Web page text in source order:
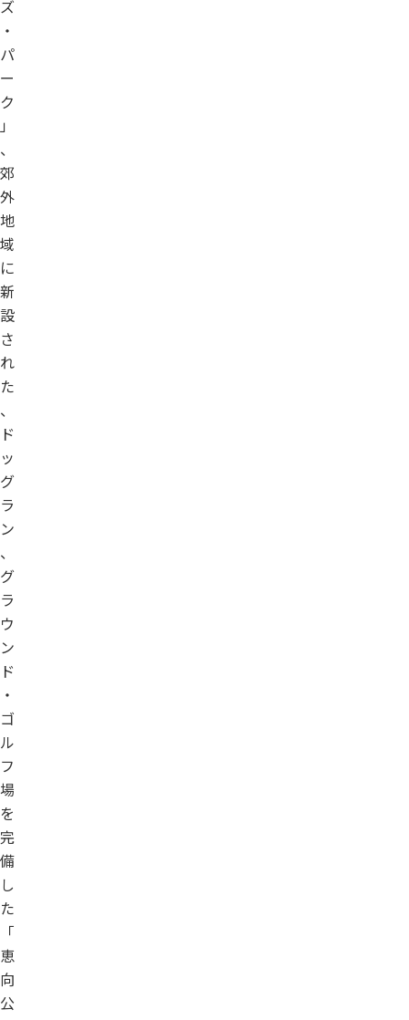
ズ
・
パ
ー
ク
」
、
郊
外
地
域
に
新
設
さ
れ
た
、
ド
ッ
グ
ラ
ン
、
グ
ラ
ウ
ン
ド
・
ゴ
ル
フ
場
を
完
備
し
た
「
恵
向
公